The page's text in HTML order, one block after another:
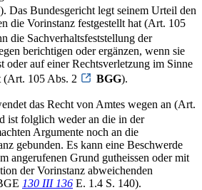
). Das Bundesgericht legt seinem Urteil den
die Vorinstanz festgestellt hat (Art. 105
die Sachverhaltsfeststellung der
berichtigen oder ergänzen, wenn sie
oder auf einer Rechtsverletzung im Sinne
(Art. 105 Abs. 2 BGG).
das Recht von Amtes wegen an (Art.
ist folglich weder an die in der
Argumente noch an die
gebunden. Es kann eine Beschwerde
angerufenen Grund gutheissen oder mit
der Vorinstanz abweichenden
130 III 136 E. 1.4 S. 140).